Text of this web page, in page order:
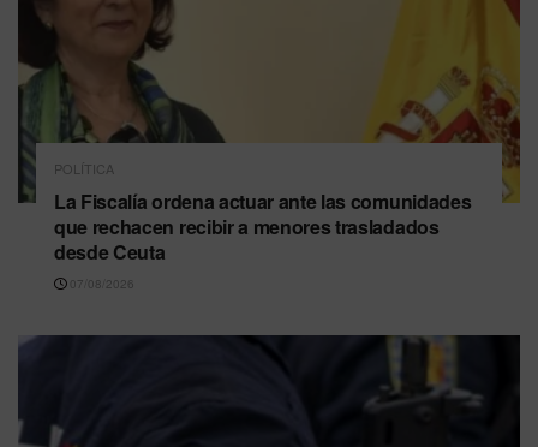
POLÍTICA
La Fiscalía ordena actuar ante las comunidades
que rechacen recibir a menores trasladados
desde Ceuta
07/08/2026